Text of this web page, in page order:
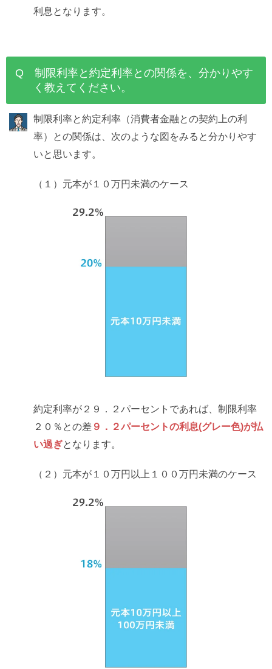
利息となります。
Q 制限利率と約定利率との関係を、分かりやす
く教えてください。
制限利率と約定利率（消費者金融との契約上の利
率）との関係は、次のような図をみると分かりやす
いと思います。
（１）元本が１０万円未満のケース
約定利率が２９．２パーセントであれば、制限利率
２０％との差 ９．２パーセントの利息(グレー色)が払
い過ぎとなります。
（２）元本が１０万円以上１００万円未満のケース